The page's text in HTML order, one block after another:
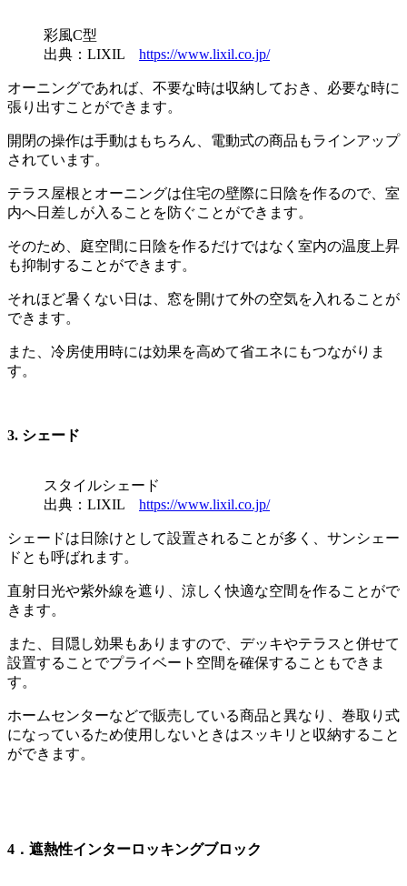
彩風C型
出典：LIXIL https://www.lixil.co.jp/
オーニングであれば、不要な時は収納しておき、必要な時に
張り出すことができます。
開閉の操作は手動はもちろん、電動式の商品もラインアップ
されています。
テラス屋根とオーニングは住宅の壁際に日陰を作るので、室
内へ日差しが入ることを防ぐことができます。
そのため、庭空間に日陰を作るだけではなく室内の温度上昇
も抑制することができます。
それほど暑くない日は、窓を開けて外の空気を入れることが
できます。
また、冷房使用時には効果を高めて省エネにもつながりま
す。
3. シェード
スタイルシェード
出典：LIXIL https://www.lixil.co.jp/
シェードは日除けとして設置されることが多く、サンシェー
ドとも呼ばれます。
直射日光や紫外線を遮り、涼しく快適な空間を作ることがで
きます。
また、目隠し効果もありますので、デッキやテラスと併せて
設置することでプライベート空間を確保することもできま
す。
ホームセンターなどで販売している商品と異なり、巻取り式
になっているため使用しないときはスッキリと収納すること
ができます。
4．遮熱性インターロッキングブロック